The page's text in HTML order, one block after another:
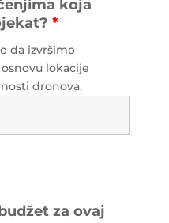
koja
*
da izvršimo
lokacije
dronova.
za ovaj